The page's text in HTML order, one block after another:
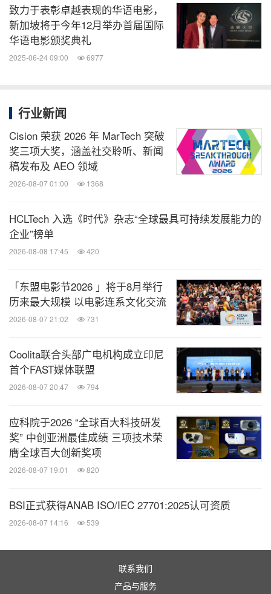
午言媒体是新加坡上市的多方位媒体娱乐公司，专注
于艺人经纪与管理、多媒体内容制作、影视剧拍摄，
致力成为新加坡领先的媒体与寓教于乐机构的愿景，
公司以打造优质娱乐内容,尤其专注于华语内容制作,
推动新加坡华语媒体产业发展为目标，立志成为本地
最具代表性的媒体平台。
式的媒体与活动策划与执行服务。灵活应对客户与合
作伙伴的需求，持续发掘与培育人才，促进区域间的
中的影响力。如需了解更多有关午言媒体的详情，请
访问www.noontalk.com
相关股票：
Singapore:SEJ
微信公众号“全球TMT”发布全球互联网、科
技、媒体、通讯企业的经营动态、财报信
阅！
娱乐 电影/动画
致力于表彰卓越表现的华语电影，
新加坡将于今年12月举办首届国际
华语电影颁奖典礼
2025-06-24 09:00 6977
行业新闻
Cision 荣获 2026 年 MarTech 突破
奖三项大奖，涵盖社交聆听、新闻
稿发布及 AEO 领域
2026-08-07 01:00 1368
HCLTech 入选《时代》杂志“全球最具可持续发展能力的
企业”榜单
2026-08-08 17:45 420
「东盟电影节2026 」将于8月举行
历来最大规模 以电影连系文化交流
2026-08-07 21:02 731
Coolita联合头部广电机构成立印尼
首个FAST媒体联盟
2026-08-07 20:47 794
应科院于2026 “全球百大科技研发
奖” 中创亚洲最佳成绩 三项技术荣
膺全球百大创新奖项
2026-08-07 19:01 820
BSI正式获得ANAB ISO/IEC 27701:2025认可资质
2026-08-07 14:16 539
联系我们
产品与服务